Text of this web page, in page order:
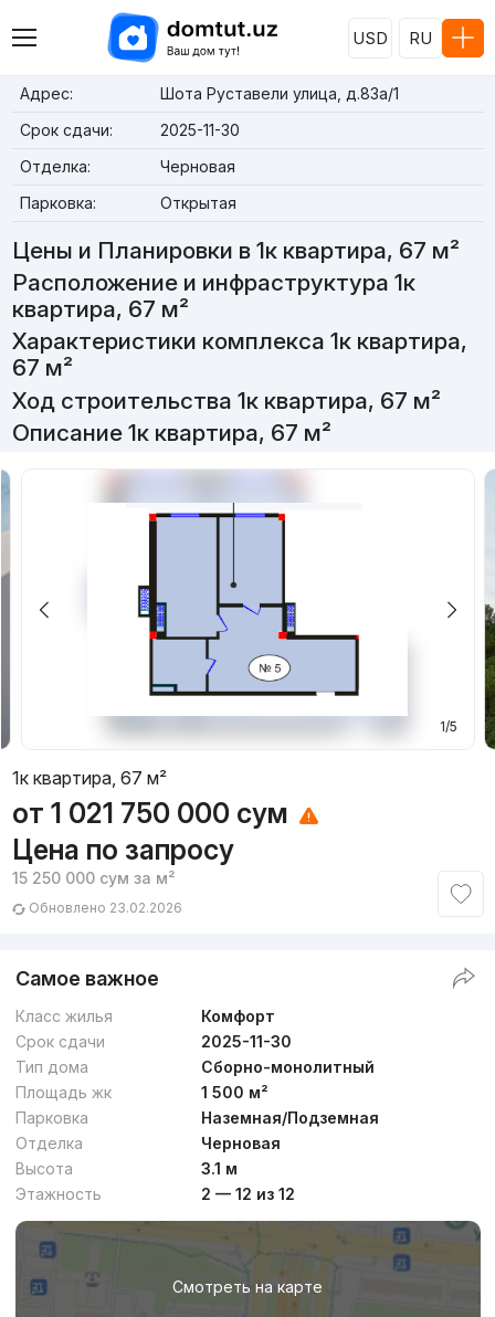
USD RU
Адрес:
Шота Руставели улица, д.83a/1
Срок сдачи:
2025-11-30
Отделка:
Черновая
Парковка:
Открытая
Цены и Планировки в 1к квартира, 67 м²
Расположение и инфраструктура 1к
квартира, 67 м²
Характеристики комплекса 1к квартира,
67 м²
Ход строительства 1к квартира, 67 м²
Описание 1к квартира, 67 м²
1/5
1к квартира, 67 м²
от 1 021 750 000 сум
Цена по запросу
15 250 000 сум за м²
Обновлено 23.02.2026
Самое важное
Класс жилья
Комфорт
Срок сдачи
2025-11-30
Тип дома
Сборно-монолитный
Площадь жк
1 500 м²
Парковка
Наземная/Подземная
Отделка
Черновая
Высота
3.1 м
Этажность
2 — 12 из 12
Смотреть на карте